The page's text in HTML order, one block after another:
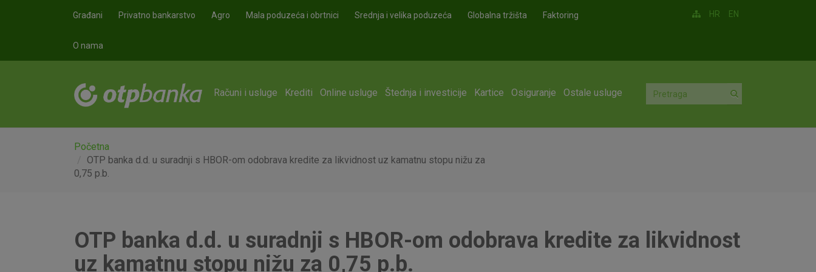
Građani Privatno bankarstvo Agro Mala poduzeća i obrtnici Srednja i velika poduzeća Globalna tržišta Faktoring
O nama
HR EN
Računi i usluge Krediti Online usluge Štednja i investicije Kartice Osiguranje Ostale usluge
Početna
OTP banka d.d. u suradnji s HBOR-om odobrava kredite za likvidnost uz kamatnu stopu nižu za
0,75 p.b.
OTP banka d.d. u suradnji s HBOR-om odobrava kredite za likvidnost
uz kamatnu stopu nižu za 0,75 p.b.